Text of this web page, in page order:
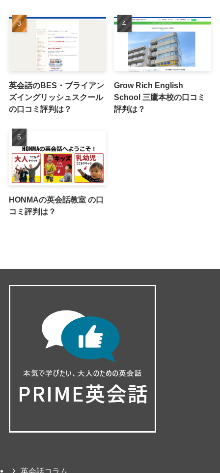
英会話のBES・ブライアン
ズイングリッシュスクール
の口コミ評判は？
Grow Rich English
School 三鷹本校の口コミ
評判は？
HONMAの英会話教室 の口
コミ評判は？